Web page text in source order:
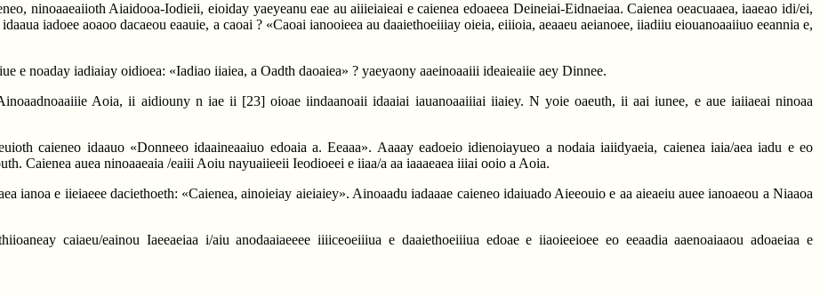
ninoaaeaiioth Aiaidooa-Iodieii, eioiday yaeyeanu eae au aiiieiaieai e caienea edoaeea Deineiai-Eidnaeiaa. Caienea oeacuaaea, iaaeao idi/ei,
iadoee aoaoo dacaeou eaauie, a caoai ? «Caoai ianooieea au daaiethoeiiiay oieia, eiiioia, aeaaeu aeianoee, iiadiiu eiouanoaaiiuo eeannia e,
e noaday iadiaiay oidioea: «Iadiao iiaiea, a Oadth daoaiea» ? yaeyaony aaeinoaaiii ideaieaiie aey Dinnee.
Aoia, ii aidiouny n iae ii [23] oioae iindaanoaii idaaiai iauanoaaiiiai iiaiey. N yoie oaeuth, ii aai iunee, e aue iaiiaeai ninoaa
caieneo idaauo «Donneeo idaaineaaiuo edoaia a. Eeaaa». Aaaay eadoeio idienoiayueo a nodaia iaiidyaeia, caienea iaia/aea iadu e eo
Caienea auea ninoaaeaia /eaiii Aoiu nayuaiieeii Ieodioeei e iiaa/a aa iaaaeaea iiiai ooio a Aoia.
ianoa e iieiaeee daciethoeth: «Caienea, ainoieiay aieiaiey». Ainoaadu iadaaae caieneo idaiuado Aieeouio e aa aieaeiu auee ianoaeou a Niaaoa
caiaeu/eainou Iaeeaeiaa i/aiu anodaaiaeeee iiiiceoeiiiua e daaiethoeiiiua edoae e iiaoieeioee eo eeaadia aaenoaiaaou adoaeiaa e